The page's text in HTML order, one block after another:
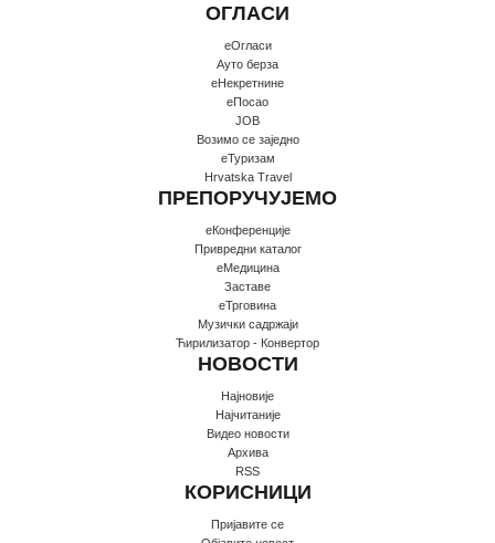
ОГЛАСИ
еОгласи
Ауто берза
еНекретнине
еПосао
JOB
Возимо се заједно
еТуризам
Hrvatska Travel
ПРЕПОРУЧУЈЕМО
еКонференције
Привредни каталог
еМедицина
Заставе
еТрговина
Музички садржаји
Ћирилизатор - Конвертор
НОВОСТИ
Најновије
Најчитаније
Видео новости
Архива
RSS
КОРИСНИЦИ
Пријавите се